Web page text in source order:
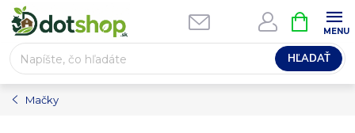
Prejsť
na
obsah
HĽADAŤ
KOŠÍK
Mačky